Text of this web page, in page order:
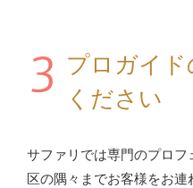
3 プロガイド
ください
サファリでは専門のプロ
区の隅々までお客様をお